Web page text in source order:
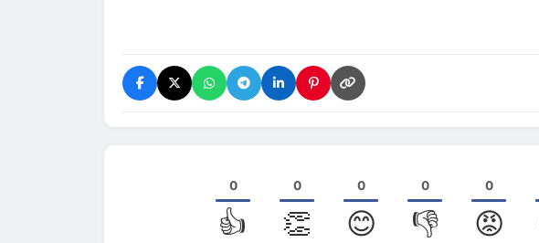
0
👍
0
👏
0
😊
0
👎
0
😡